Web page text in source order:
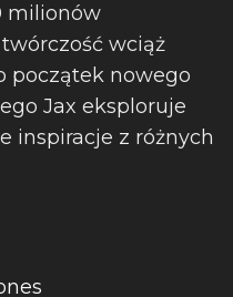
milionów
wciąż
początek nowego
Jax eksploruje
inspiracje z różnych